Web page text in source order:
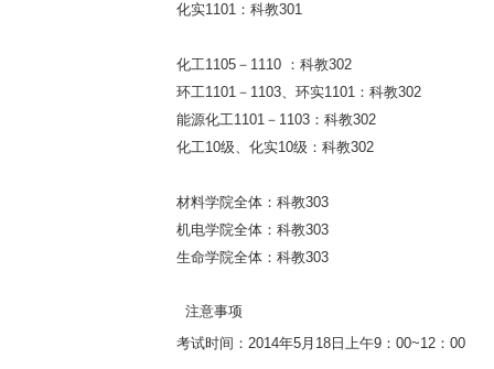
化实1101： 科教301
化工1105 － 1110 ： 科教302
环工1101 － 1103、环实1101： 科教302
能源化工1101 － 1103： 科教302
化工10级、化实10级 ： 科教302
材料学院全体 ： 科教303
机电学院全体： 科教303
生命学院全体 ： 科教303
注意事项
考试时间：2014年5月18日上午9：00~12：00